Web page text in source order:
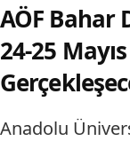
AÖF Bahar
24-25
Anadolu